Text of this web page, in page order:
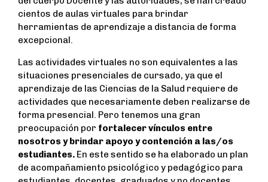
cientos de aulas virtuales para brindar
herramientas de aprendizaje a distancia de forma
excepcional.
Las actividades virtuales no son equivalentes a las
situaciones presenciales de cursado, ya que el
aprendizaje de las Ciencias de la Salud requiere de
actividades que necesariamente deben realizarse de
forma presencial. Pero tenemos una gran
preocupación por fortalecer vínculos entre
nosotros y brindar apoyo y contención a las/os
estudiantes. En este sentido se ha elaborado un plan
de acompañamiento psicológico y pedagógico para